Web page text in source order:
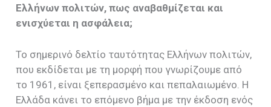
Ελλήνων πολιτών, πως αναβαθμίζεται και
ενισχύεται η ασφάλεια;
Το σημερινό δελτίο ταυτότητας Ελλήνων πολιτών,
που εκδίδεται με τη μορφή που γνωρίζουμε από
το 1961, είναι ξεπερασμένο και πεπαλαιωμένο. Η
Ελλάδα κάνει το επόμενο βήμα με την έκδοση ενός